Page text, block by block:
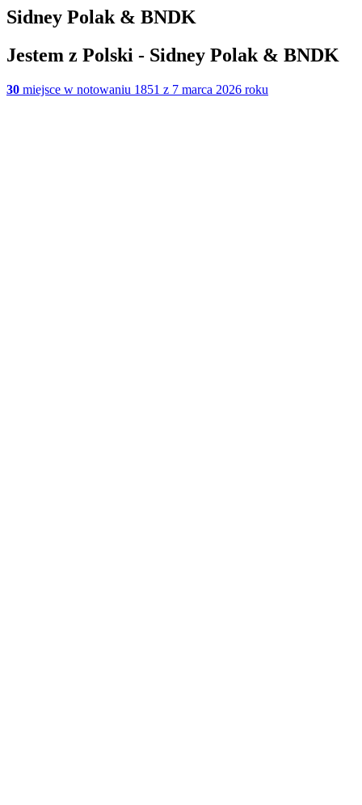
Sidney Polak & BNDK
Jestem z Polski - Sidney Polak & BNDK
30 miejsce w notowaniu 1851 z 7 marca 2026 roku